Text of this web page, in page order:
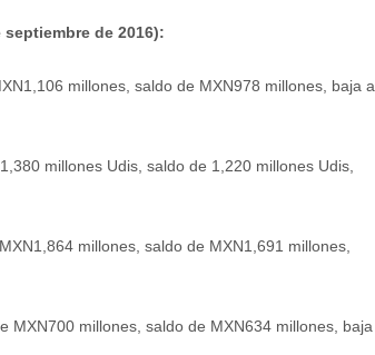
de 2016):
millones, saldo de MXN978 millones, baja a
millones Udis, saldo de 1,220 millones Udis,
millones, saldo de MXN1,691 millones,
MXN700 millones, saldo de MXN634 millones, baja